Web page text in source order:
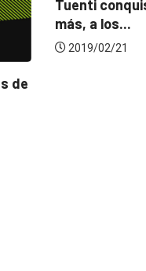
PUBLICIDAD
Insights Switch: